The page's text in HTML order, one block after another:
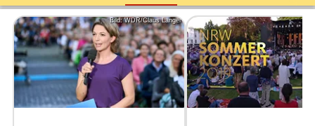
Bild: WDR/Claus Langer